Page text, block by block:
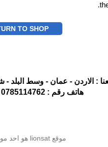
TO SHOP
: الاردن - عمان - وسط البلد -
هاتف رقم : 0785114762
موقع lionsat هو احد مواقع likesat